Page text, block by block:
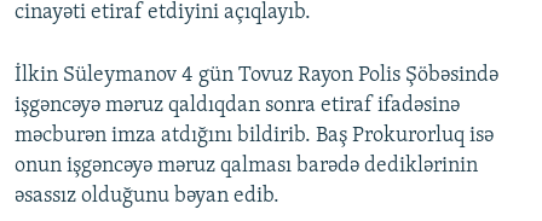
cinayəti etiraf etdiyini açıqlayıb.
İlkin Süleymanov 4 gün Tovuz Rayon Polis Şöbəsində
işgəncəyə məruz qaldıqdan sonra etiraf ifadəsinə
məcburən imza atdığını bildirib. Baş Prokurorluq isə
onun işgəncəyə məruz qalması barədə dediklərinin
əsassız olduğunu bəyan edib.